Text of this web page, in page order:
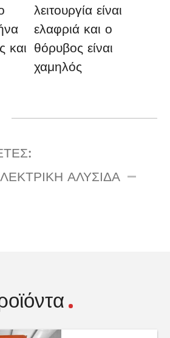
και
λειτουργία είναι
ελαφριά και ο
θόρυβος είναι
χαμηλός
ΑΛΥΣΊΔΑ